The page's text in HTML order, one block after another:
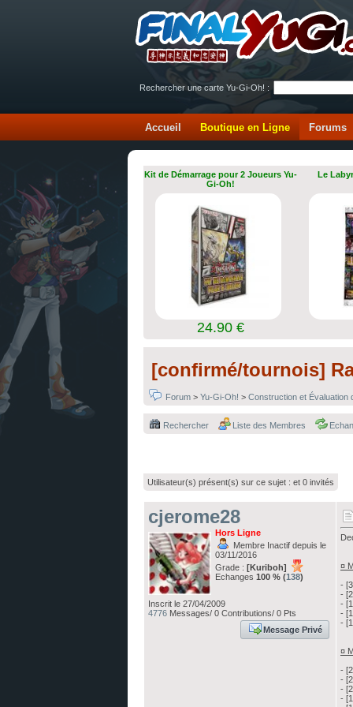
Rechercher une carte Yu-Gi-Oh! :
Accueil Boutique en Ligne Forums
Kit de Démarrage pour 2 Joueurs Yu-
Gi-Oh!
24.90 €
Le
[confirmé/tournois]
Forum > Yu-Gi-Oh! > Construction et Évaluation
Rechercher Liste des Membres
Utilisateur(s) présent(s) sur ce sujet : et 0 invités
cjerome28
Hors Ligne
Membre Inactif depuis le
03/11/2016
Grade : [Kuriboh]
Echanges 100 % (138)
Inscrit le 27/04/2009
4776 Messages/ 0 Contributions/ 0 Pts
Message Privé
¤
-
-
-
-
-
¤
-
-
-
-